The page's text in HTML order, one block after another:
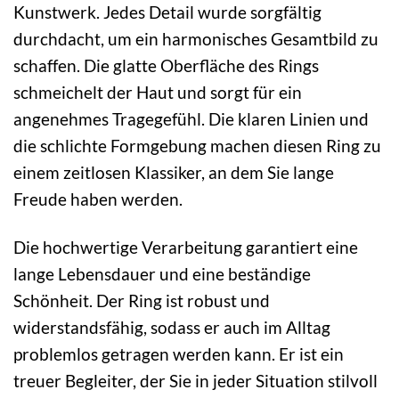
Kunstwerk. Jedes Detail wurde sorgfältig
durchdacht, um ein harmonisches Gesamtbild zu
schaffen. Die glatte Oberfläche des Rings
schmeichelt der Haut und sorgt für ein
angenehmes Tragegefühl. Die klaren Linien und
die schlichte Formgebung machen diesen Ring zu
einem zeitlosen Klassiker, an dem Sie lange
Freude haben werden.
Die hochwertige Verarbeitung garantiert eine
lange Lebensdauer und eine beständige
Schönheit. Der Ring ist robust und
widerstandsfähig, sodass er auch im Alltag
problemlos getragen werden kann. Er ist ein
treuer Begleiter, der Sie in jeder Situation stilvoll